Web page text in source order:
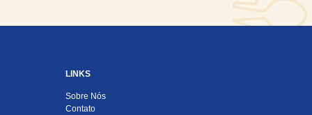
LINKS
Sobre Nós
Contato